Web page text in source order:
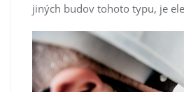
jiných budov tohoto typu, je